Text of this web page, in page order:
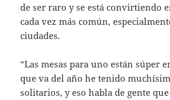
de ser raro y se está convirtiendo
cada vez más común,
ciudades.
“Las mesas para uno están súper
que va del año he tenido
solitarios, y eso habla de gente